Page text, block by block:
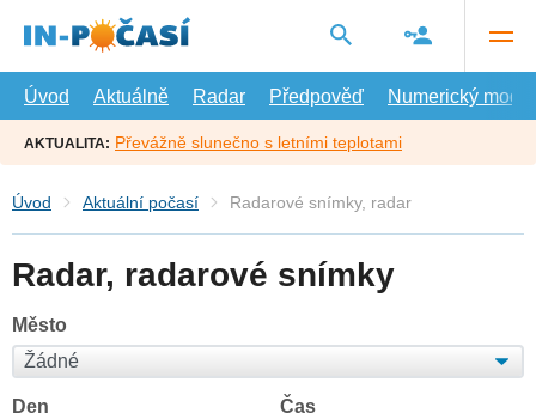
hlavní
Úvod
Aktuálně Radar Předpověď Numerický model
AKTUALITA: Převážně slunečno s letními teplotami
Úvod Aktuální počasí Radarové snímky, radar
Radar, radarové snímky
Město
Den Čas